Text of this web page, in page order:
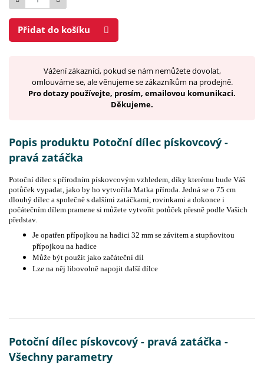
Přidat do košíku
Vážení zákazníci, pokud se nám nemůžete dovolat,
omlouváme se, ale věnujeme se zákazníkům na prodejně.
Pro dotazy používejte, prosím, emailovou komunikaci.
Děkujeme.
Popis produktu Potoční dílec pískovcový -
pravá zatáčka
Potoční dílec s přírodním pískovcovým vzhledem, díky kterému bude Váš
potůček vypadat, jako by ho vytvořila Matka příroda. Jedná se o 75 cm
dlouhý dílec a společně s dalšími zatáčkami, rovinkami a dokonce i
počátečním dílem pramene si můžete vytvořit potůček přesně podle Vašich
představ.
Je opatřen přípojkou na hadici 32 mm se závitem a stupňovitou
přípojkou na hadice
Může být použit jako začáteční díl
Lze na něj libovolně napojit další dílce
Potoční dílec pískovcový - pravá zatáčka -
Všechny parametry